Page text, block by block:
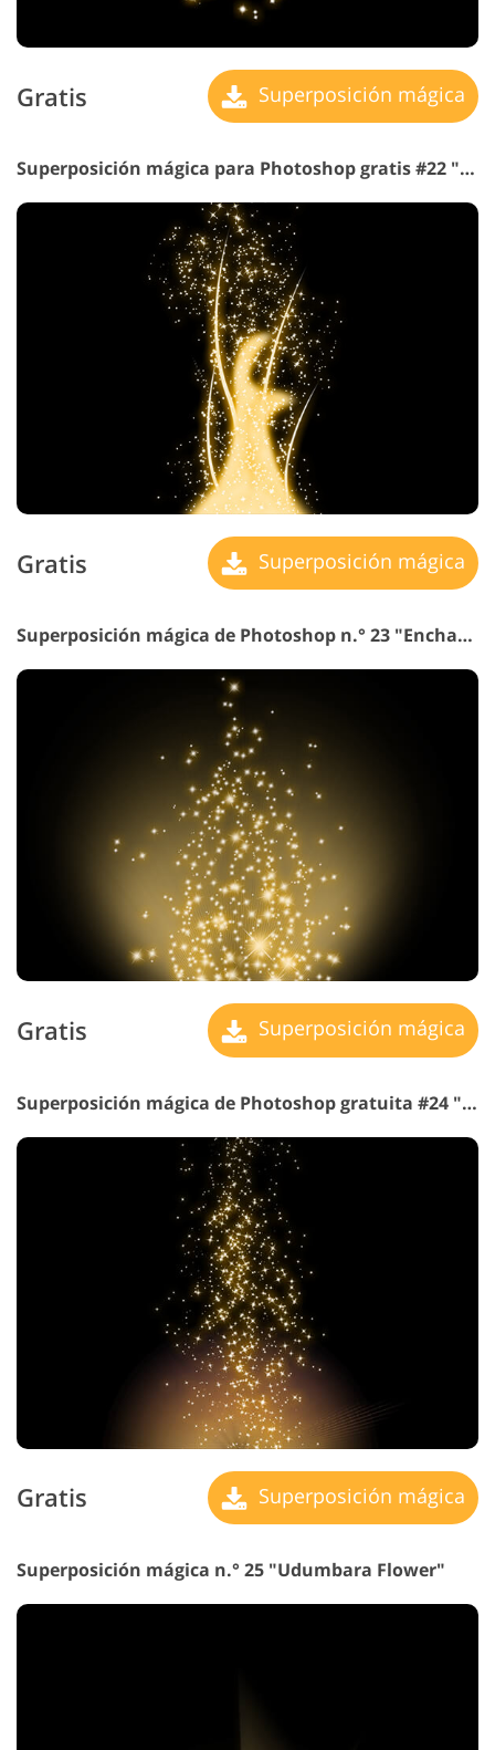
Gratis Superposición mágica
Superposición mágica para Photoshop gratis #22 "Árbol de Vida"
Gratis Superposición mágica
Superposición mágica de Photoshop n.° 23 "Enchanted Forest"
Gratis Superposición mágica
Superposición mágica de Photoshop gratuita #24 "Amanecer de el mundo"
Gratis Superposición mágica
Superposición mágica n.° 25 "Udumbara Flower"